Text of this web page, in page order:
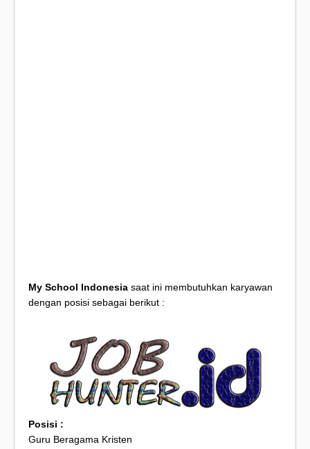
My School Indonesia saat ini membutuhkan karyawan
dengan posisi sebagai berikut :
Posisi :
Guru Beragama Kristen